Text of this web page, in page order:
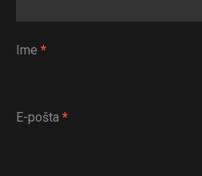
Ime *
E-pošta *